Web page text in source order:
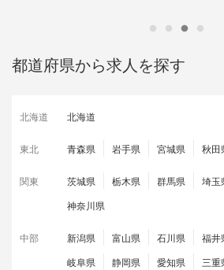
都道府県から求人を探す
北海道 北海道
東北 青森県 岩手県 宮城県 秋田
関東 茨城県 栃木県 群馬県 埼玉
神奈川県
中部 新潟県 富山県 石川県 福井
岐阜県
静岡県 愛知県 三重